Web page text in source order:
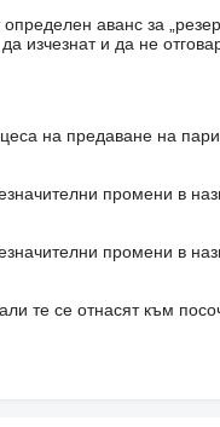
аванс за
изчезнат и да не
на предаване на
промени в
промени в
те се отнасят към